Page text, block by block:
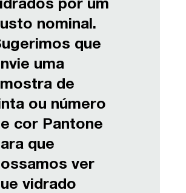
por um
nominal.
que
uma
de
ou número
cor Pantone
que
ver
vidrado